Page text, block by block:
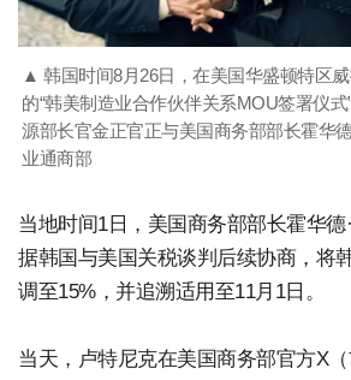
▲ 韩国时间8月26日，在美国华盛顿特区
的“韩美制造业合作伙伴关系MOU签署仪
源部长官金正官正与美国商务部部长霍华
业通商部
当地时间1日，美国商务部部长霍华德
据韩国与美国关税谈判后续协商，将
调至15%，并追溯适用至11月1日。
当天，卢特尼克在美国商务部官方X